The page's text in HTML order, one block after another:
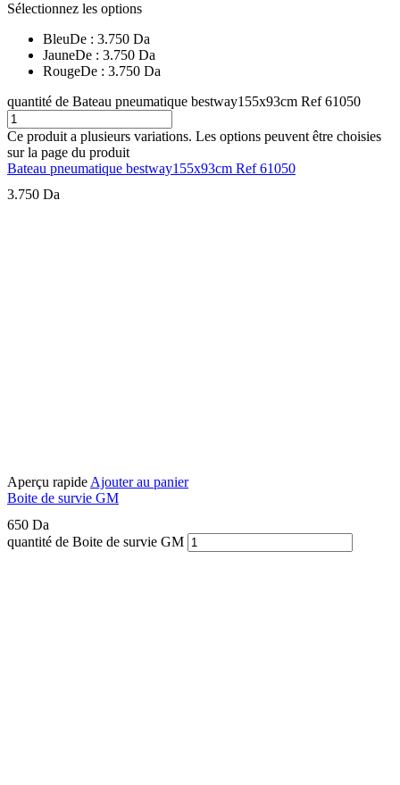
Sélectionnez les options
BleuDe : 3.750 Da
JauneDe : 3.750 Da
RougeDe : 3.750 Da
quantité de Bateau pneumatique bestway155x93cm Ref 61050
Ce produit a plusieurs variations. Les options peuvent être choisies
sur la page du produit
Bateau pneumatique bestway155x93cm Ref 61050
3.750 Da
Aperçu rapideAjouter au panier
Boite de survie GM
650 Da
quantité de Boite de survie GM